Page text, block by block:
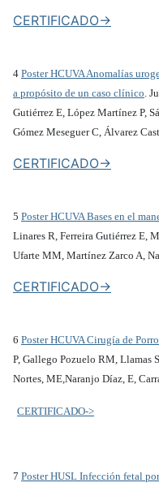
CERTIFICADO->
4 Poster HCUVA Anomalías
a propósito de un caso clínico.
Gutiérrez E, López Martínez P,
Gómez Meseguer C, Álvarez
CERTIFICADO->
5 Poster HCUVA Bases en el
Linares R, Ferreira Gutiérrez E,
Ufarte MM, Martínez Zarco A,
CERTIFICADO->
6 Poster HCUVA Cirugía de Porro
P, Gallego Pozuelo RM,
Nortes, ME,Naranjo Díaz, E,
CERTIFICADO->
7 Poster HUSL Infección fetal